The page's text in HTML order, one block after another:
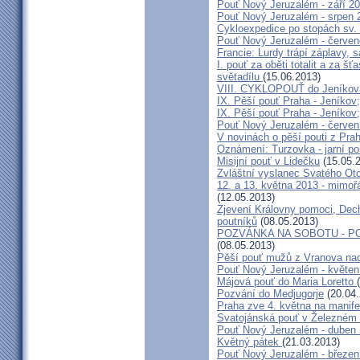
Pouť Nový Jeruzalém - září
Pouť Nový Jeruzalém - srpen
Cykloexpedice po stopách
Pouť Nový Jeruzalém -
Francie: Lurdy trápí záplavy,
I. pouť za oběti totalit a za
světadílu (15.06.2013)
VIII. CYKLOPOUŤ do
IX. Pěší pouť Praha -
IX. Pěší pouť Praha -
Pouť Nový Jeruzalém -
V novinách o pěší pouti z
Oznámení: Turzovka - jarní
Misijní pouť v Lidečku
Zvláštní vyslanec Svatého
12. a 13. května 2013 -
(12.05.2013)
Zjevení Královny pomoci,
poutníků (08.05.2013)
POZVÁNKA NA SOBOTU -
(08.05.2013)
Pěší pouť mužů z Vranova
Pouť Nový Jeruzalém -
Májová pouť do Maria Loretto
Pozvání do Medjugorje
Praha zve 4. května na
Svatojánská pouť v Železném
Pouť Nový Jeruzalém - duben
Květný pátek (21.03.2013)
Pouť Nový Jeruzalém -